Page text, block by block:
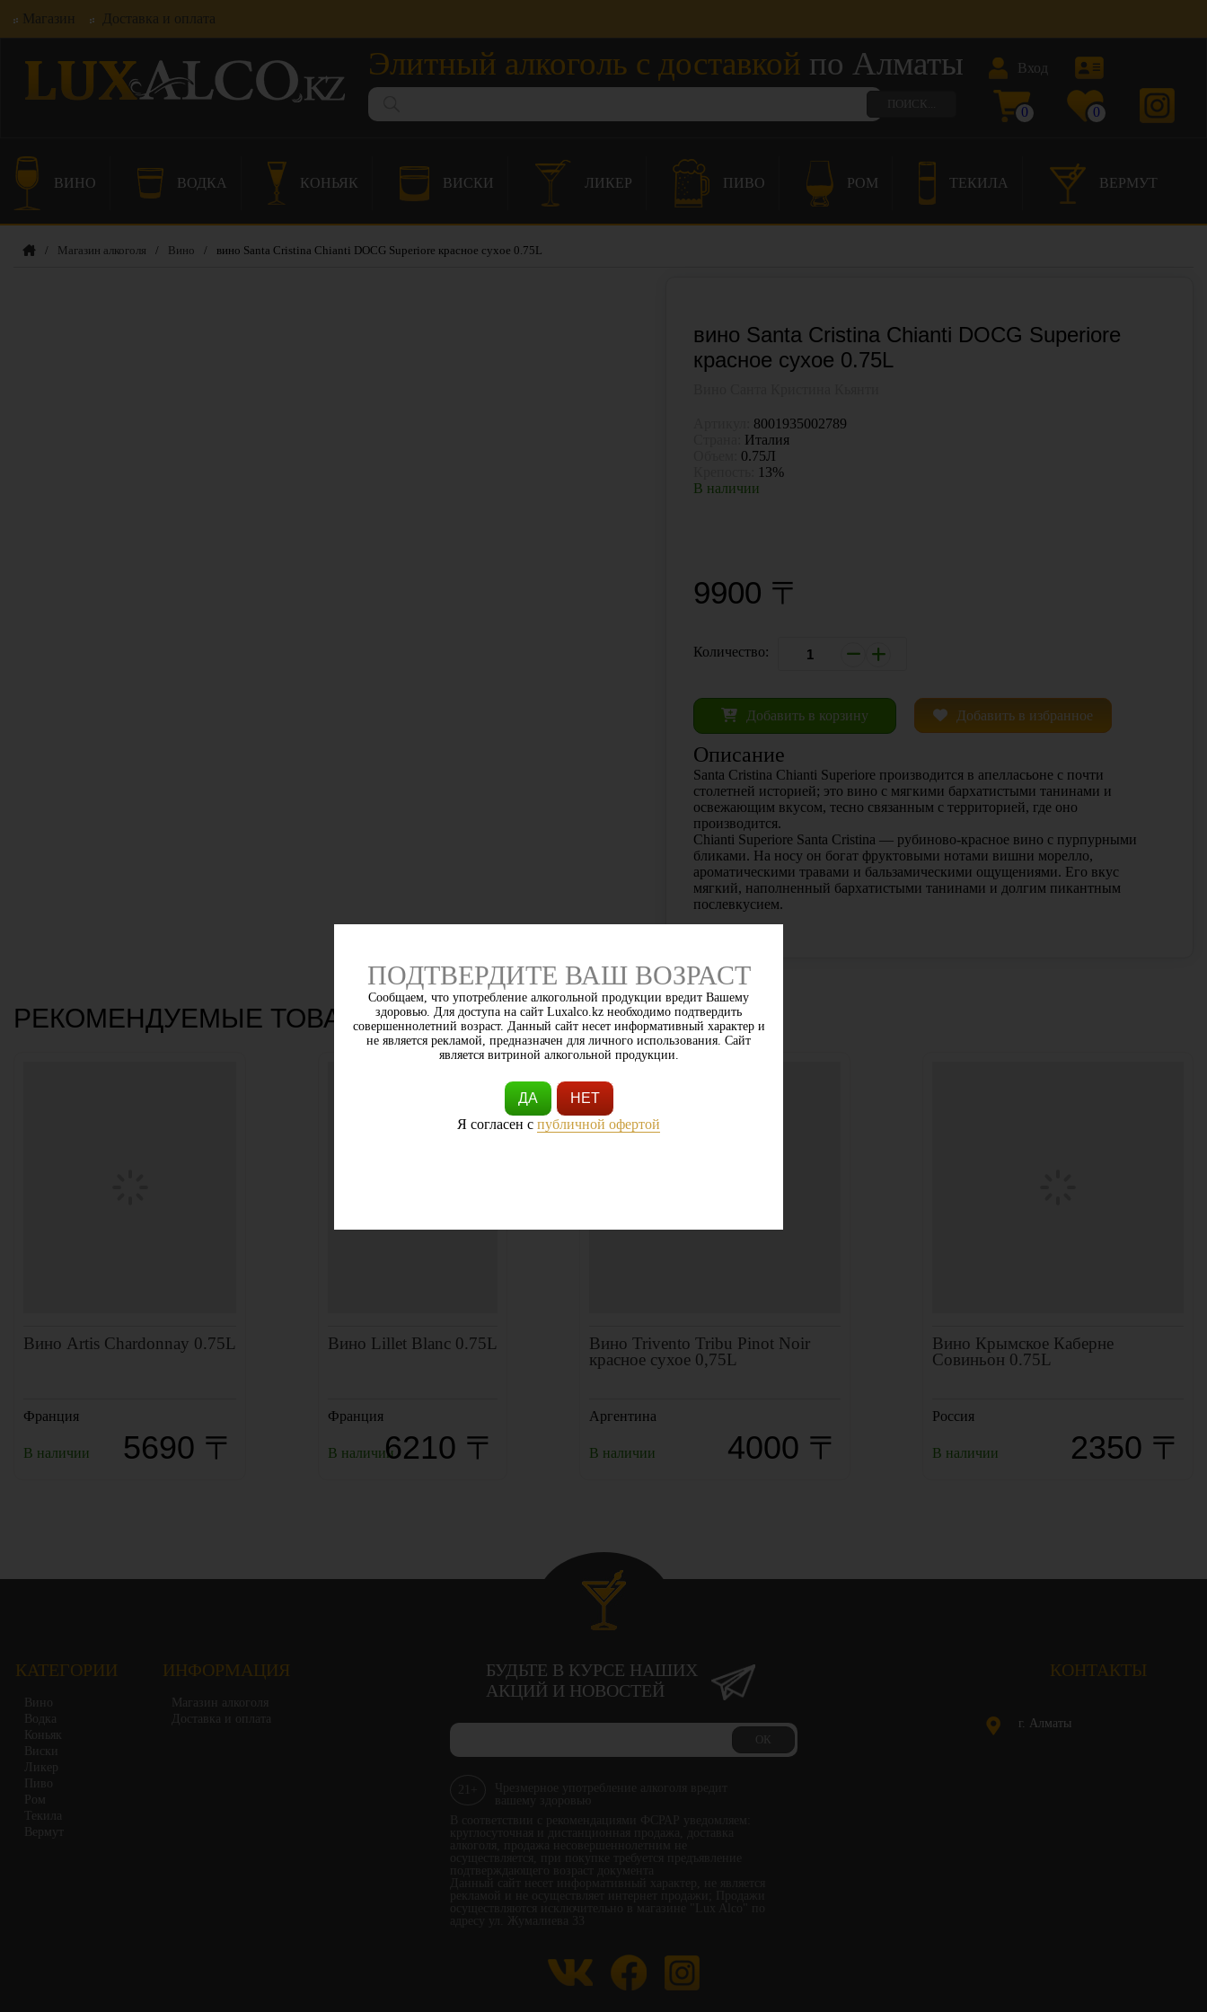
Магазин Доставка и оплата
Элитный алкоголь с доставкой по Алматы
ПОИСК...
Вход
0 0
ВИНО ВОДКА КОНЬЯК ВИСКИ ЛИКЕР ПИВО РОМ ТЕКИЛА ВЕРМУТ
/ Магазин алкоголя / Вино / вино Santa Cristina Chianti DOCG Superiore красное сухое 0.75L
вино Santa Cristina Chianti DOCG Superiore
красное сухое 0.75L
8001935002789
Италия
0.75Л
13%
В наличии
9900 〒
Количество:
Добавить в корзину Добавить в избранное
Описание
Santa Cristina Chianti Superiore производится в апелласьоне с почти
столетней историей; это вино с мягкими бархатистыми танинами и
освежающим вкусом, тесно связанным с территорией, где оно
производится.
Chianti Superiore Santa Cristina — рубиново-красное вино с пурпурными
бликами. На носу он богат фруктовыми нотами вишни морелло,
ароматическими травами и бальзамическими ощущениями. Его вкус
мягкий, наполненный бархатистыми танинами и долгим пикантным
послевкусием.
РЕКОМЕНДУЕМЫЕ ТОВАРЫ
Вино Artis Chardonnay 0.75L
В наличии
Франция
5690 〒
Вино Lillet Blanc 0.75L
В наличии
Франция
6210 〒
Вино Trivento Tribu Pinot Noir
красное сухое 0,75L
В наличии
Аргентина
4000 〒
Вино Крымское Каберне
Совиньон 0.75L
В наличии
Россия
2350 〒
КАТЕГОРИИ
Вино
Водка
Коньяк
Виски
Ликер
Пиво
Ром
Текила
Вермут
ИНФОРМАЦИЯ
Магазин алкоголя
Доставка и оплата
БУДЬТЕ В КУРСЕ НАШИХ
АКЦИЙ И НОВОСТЕЙ
ОК
КОНТАКТЫ
г. Алматы
ПОДТВЕРДИТЕ ВАШ ВОЗРАСТ
Сообщаем, что употребление алкогольной продукции вредит Вашему
здоровью. Для доступа на сайт Luxalco.kz необходимо подтвердить
совершеннолетний возраст. Данный сайт несет информативный характер и
не является рекламой, предназначен для личного использования. Сайт
является витриной алкогольной продукции.
ДА
НЕТ
Я согласен с публичной офертой